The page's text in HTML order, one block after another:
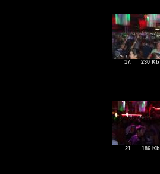
17. 230 Kb
21. 186 Kb